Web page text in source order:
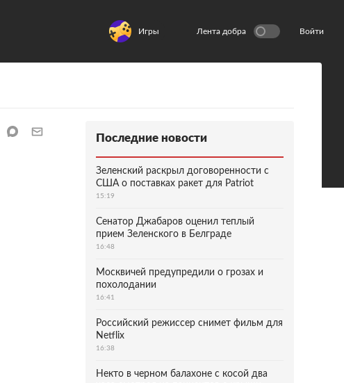
Игры Лента добра Войти
Последние новости
Зеленский раскрыл договоренности с
США о поставках ракет для Patriot
15:19
Сенатор Джабаров оценил теплый
прием Зеленского в Белграде
16:48
Москвичей предупредили о грозах и
похолодании
16:41
Российский режиссер снимет фильм для
Netflix
16:38
Некто в черном балахоне с косой два